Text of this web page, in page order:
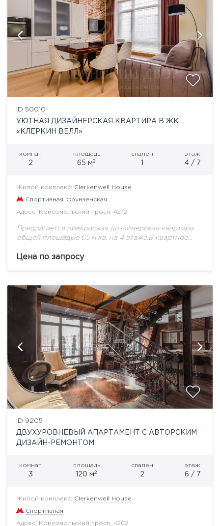
ID 50010
УЮТНАЯ ДИЗАЙНЕРСКАЯ КВАРТИРА В ЖК
«КЛЕРКИН ВЕЛЛ»
комнат
2
площадь
65 м2
спален
1
этаж
4 / 7
Жилой комплекс: Clerkenwell House
Спортивная Фрунзенская
Адрес: Комсомольский просп. 42/2
Предлагается прекрасная дизайнерская квартира
общей площадью 65 м.кв. на 4 этаже.В квартире
техника только самых лучших мировых
Цена по запросу
ID 9205
ДВУХУРОВНЕВЫЙ АПАРТАМЕНТ С АВТОРСКИМ
ДИЗАЙН-РЕМОНТОМ
комнат
3
площадь
120 м2
спален
2
этаж
6 / 7
Жилой комплекс: Clerkenwell House
Спортивная
Адрес: Комсомольский просп. 42С2